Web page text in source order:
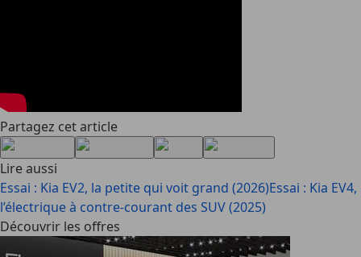
Partagez cet article
Lire aussi
Essai : Kia EV2, la petite qui voit grand (2026)Essai : Kia EV4,
l’électrique à contre-courant des SUV (2025)
Découvrir les offres